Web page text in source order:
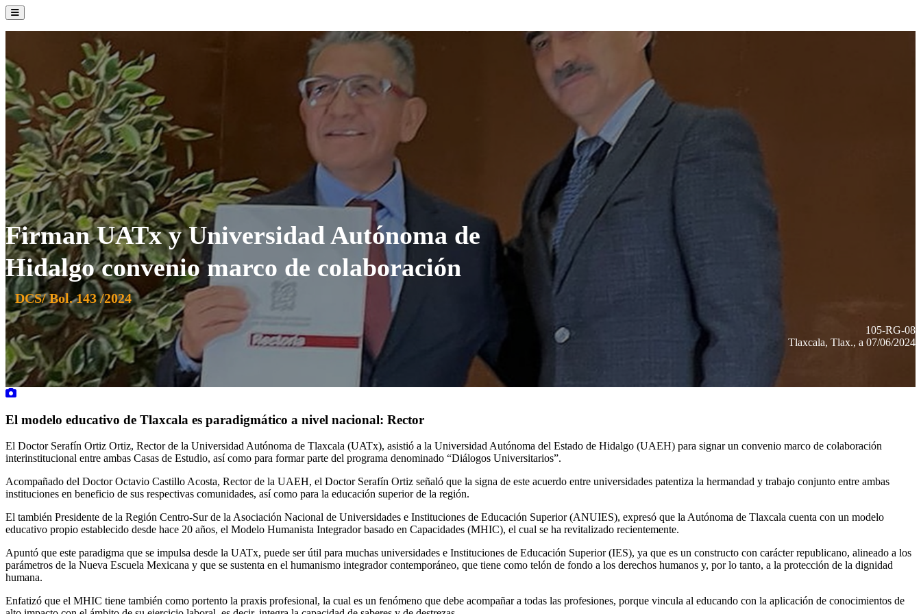
Oferta Académica
Servicios
Comunidad UATx
Firman UATx y Universidad Autónoma de
Hidalgo convenio marco de colaboración
DCS/ Bol. 143 /2024
105-RG-08
Tlaxcala, Tlax., a 07/06/2024
El modelo educativo de Tlaxcala es paradigmático a nivel nacional: Rector
El Doctor Serafín Ortiz Ortiz, Rector de la Universidad Autónoma de Tlaxcala (UATx), asistió a la Universidad Autónoma del Estado de Hidalgo (UAEH) para signar un convenio marco de colaboración
interinstitucional entre ambas Casas de Estudio, así como para formar parte del programa denominado “Diálogos Universitarios”.
Acompañado del Doctor Octavio Castillo Acosta, Rector de la UAEH, el Doctor Serafín Ortiz señaló que la signa de este acuerdo entre universidades patentiza la hermandad y trabajo conjunto entre ambas
instituciones en beneficio de sus respectivas comunidades, así como para la educación superior de la región.
El también Presidente de la Región Centro-Sur de la Asociación Nacional de Universidades e Instituciones de Educación Superior (ANUIES), expresó que la Autónoma de Tlaxcala cuenta con un modelo
educativo propio establecido desde hace 20 años, el Modelo Humanista Integrador basado en Capacidades (MHIC), el cual se ha revitalizado recientemente.
Apuntó que este paradigma que se impulsa desde la UATx, puede ser útil para muchas universidades e Instituciones de Educación Superior (IES), ya que es un constructo con carácter republicano, alineado a los
parámetros de la Nueva Escuela Mexicana y que se sustenta en el humanismo integrador contemporáneo, que tiene como telón de fondo a los derechos humanos y, por lo tanto, a la protección de la dignidad
humana.
Enfatizó que el MHIC tiene también como portento la praxis profesional, la cual es un fenómeno que debe acompañar a todas las profesiones, porque vincula al educando con la aplicación de conocimientos de